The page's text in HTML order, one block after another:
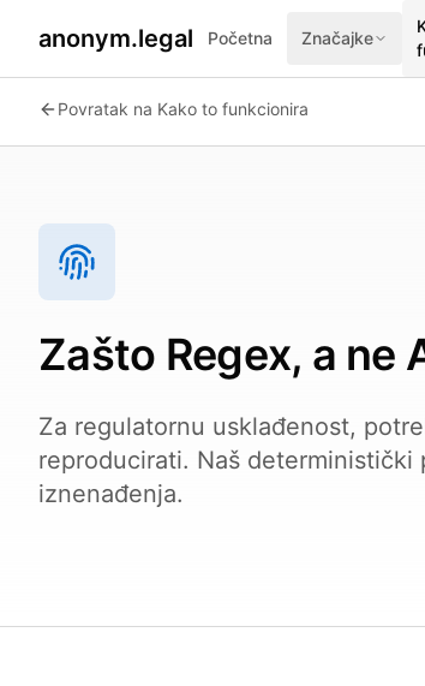
anonym.legal Početna Značajke
Povratak na Kako to funkcionira
Zašto Regex, a ne
Za regulatornu usklađenost,
reproducirati. Naš
iznenađenja.